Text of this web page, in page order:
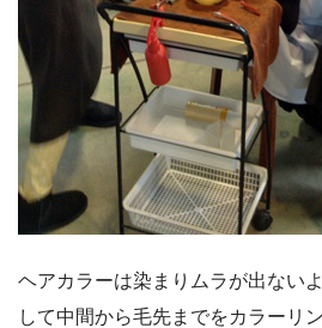
ヘアカラーは染まりムラが出ない
して中間から毛先までをカラーリ